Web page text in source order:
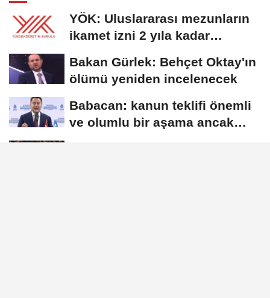
YÖK: Uluslararası mezunların
ikamet izni 2 yıla kadar
Bakan Gürlek: Behçet Oktay'ın
ölümü yeniden incelenecek
Babacan: kanun teklifi önemli
ve olumlu bir aşama ancak